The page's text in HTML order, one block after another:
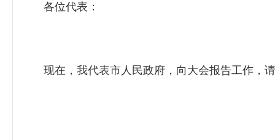
各位代表：
现在，我代表市人民政府，向大会报告工作，